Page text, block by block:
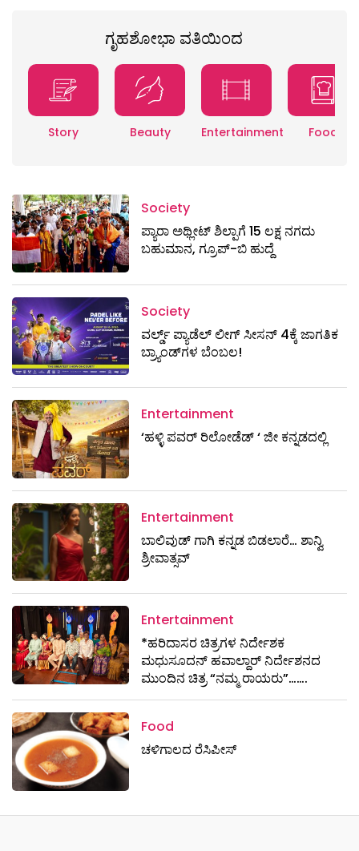
ಗೃಹಶೋಭಾ ವತಿಯಿಂದ
Story Beauty Entertainment Food
Society
ಪ್ಯಾರಾ ಅಥ್ಲೀಟ್ ಶಿಲ್ಪಾಗೆ 15 ಲಕ್ಷ ನಗದು
ಬಹುಮಾನ, ಗ್ರೂಪ್-ಬಿ ಹುದ್ದೆ
Society
ವರ್ಲ್ಡ್ ಪ್ಯಾಡೆಲ್ ಲೀಗ್ ಸೀಸನ್ 4ಕ್ಕೆ ಜಾಗತಿಕ
ಬ್ರ್ಯಾಂಡ್‌ಗಳ ಬೆಂಬಲ!
Entertainment
‘ಹಳ್ಳಿ ಪವರ್ ರಿಲೋಡೆಡ್ ‘ ಜೀ ಕನ್ನಡದಲ್ಲಿ
Entertainment
ಬಾಲಿವುಡ್ ಗಾಗಿ ಕನ್ನಡ ಬಿಡಲಾರೆ… ಶಾನ್ವಿ
ಶ್ರೀವಾತ್ಸವ್
Entertainment
*ಹರಿದಾಸರ ಚಿತ್ರಗಳ ನಿರ್ದೇಶಕ
ಮಧುಸೂದನ್ ಹವಾಲ್ದಾರ್ ನಿರ್ದೇಶನದ
ಮುಂದಿನ ಚಿತ್ರ “ನಮ್ಮ ರಾಯರು”…….
Food
ಚಳಿಗಾಲದ ರೆಸಿಪೀಸ್